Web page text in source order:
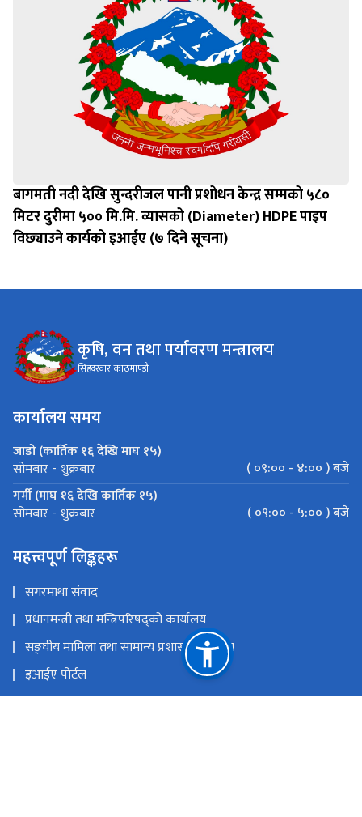
बागमती नदी देखि सुन्दरीजल पानी प्रशोधन केन्द्र सम्मको ५८०
मिटर दुरीमा ५०० मि.मि. व्यासको (Diameter) HDPE पाइप
विछ्याउने कार्यको इआईए (७ दिने सूचना)
कृषि, वन तथा पर्यावरण मन्त्रालय
सिहदरवार काठमाण्डौं
कार्यालय समय
जाडो (कार्तिक १६ देखि माघ १५)
सोमबार - शुक्रबार
( ०९:०० - ४:०० ) बजे
गर्मी (माघ १६ देखि कार्तिक १५)
सोमबार - शुक्रबार ( ०९:०० - ५:०० ) बजे
महत्त्वपूर्ण लिङ्कहरू
सगरमाथा संवाद
प्रधानमन्त्री तथा मन्त्रिपरिषद्को कार्यालय
सङ्‍घीय मामिला तथा सामान्य प्रशासन मन्त्रालय
इआईए पोर्टल
परराष्ट्र मन्त्रालय